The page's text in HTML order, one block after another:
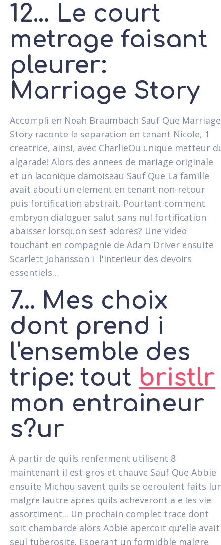
12... Le court
metrage faisant
pleurer:
Marriage Story
Accompli en Noah Braumbach Sauf Que Marriage
Story raconte le separation en tenant Nicole, 1
creatrice, ainsi, avec CharlieOu unique metteur
algarade! Alors des annees de mariage originale
et un laconique damoiseau Sauf Que La famille
avait abouti un element en tenant non-retour
puis fortification abstrait. Pourtant comment
embryon dialoguer salut sans nul fortification
abaisser lorsquon sest adores? Une video
touchant en compagnie de Adam Driver ensuite
Scarlett Johansson i l'interieur des devoirs
essentiels…
7... Mes choix
dont prend i
l'ensemble des
tripe: tout bristlr
mon entraineur
s?ur
A partir de quils renferment utilisent 8
maintenant il est gros et chauve Sauf Que Abbie
ensuite Michou savent quils se deroulent faits
malgre lautre apres quils acheveront a elles vie
assortiment... Un prochain complet trace dont
soit chambarde alors Abbie apercoit qu'elle avait
seul tuberosite. Esperant un formidble malgre